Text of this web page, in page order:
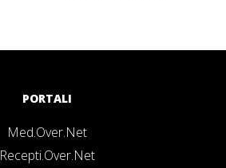
PORTALI
Med.Over.Net
Recepti.Over.Net